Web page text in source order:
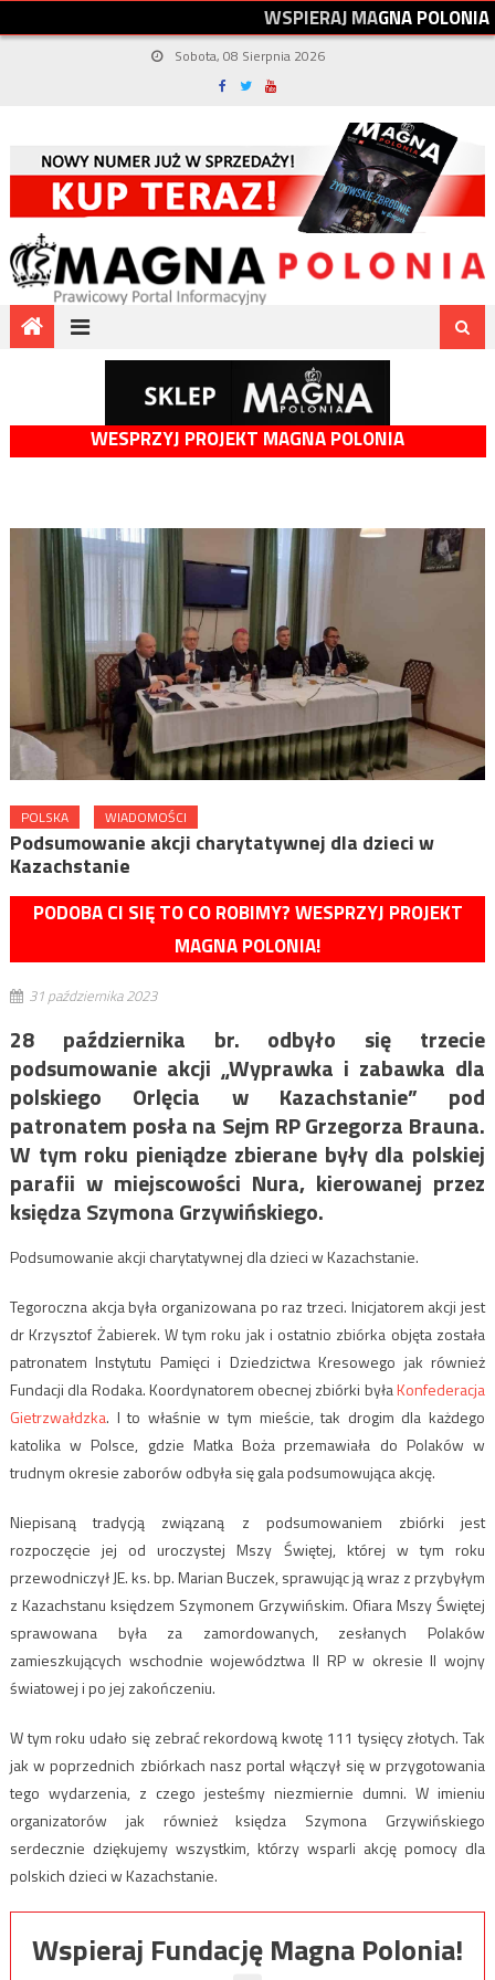
WSPIERAJMAGNAPOLONIA
Sobota, 08 Sierpnia 2026
WESPRZYJ PROJEKT MAGNA POLONIA
POLSKA WIADOMOŚCI
Podsumowanie akcji charytatywnej dla dzieci w
Kazachstanie
PODOBA CI SIĘ TO CO ROBIMY? WESPRZYJ PROJEKT
MAGNA POLONIA!
31 października 2023
28 października br. odbyło się trzecie
podsumowanie akcji „Wyprawka i zabawka dla
polskiego Orlęcia w Kazachstanie” pod
patronatem posła na Sejm RP Grzegorza Brauna.
W tym roku pieniądze zbierane były dla polskiej
parafii w miejscowości Nura, kierowanej przez
księdza Szymona Grzywińskiego.
Podsumowanie akcji charytatywnej dla dzieci w Kazachstanie.
Tegoroczna akcja była organizowana po raz trzeci. Inicjatorem akcji jest
dr Krzysztof Żabierek. W tym roku jak i ostatnio zbiórka objęta została
patronatem Instytutu Pamięci i Dziedzictwa Kresowego jak również
Fundacji dla Rodaka. Koordynatorem obecnej zbiórki byłaKonfederacja
Gietrzwałdzka. I to właśnie w tym mieście, tak drogim dla każdego
katolika w Polsce, gdzie Matka Boża przemawiała do Polaków w
trudnym okresie zaborów odbyła się gala podsumowująca akcję.
Niepisaną tradycją związaną z podsumowaniem zbiórki jest
rozpoczęcie jej od uroczystej Mszy Świętej, której w tym roku
przewodniczył JE. ks. bp. Marian Buczek, sprawując ją wraz z przybyłym
z Kazachstanu księdzem Szymonem Grzywińskim. Ofiara Mszy Świętej
sprawowana była za zamordowanych, zesłanych Polaków
zamieszkujących wschodnie województwa II RP w okresie II wojny
światowej i po jej zakończeniu.
W tym roku udało się zebrać rekordową kwotę 111 tysięcy złotych. Tak
jak w poprzednich zbiórkach nasz portal włączył się w przygotowania
tego wydarzenia, z czego jesteśmy niezmiernie dumni. W imieniu
organizatorów jak również księdza Szymona Grzywińskiego
serdecznie dziękujemy wszystkim, którzy wsparli akcję pomocy dla
polskich dzieci w Kazachstanie.
Wspieraj Fundację Magna Polonia!